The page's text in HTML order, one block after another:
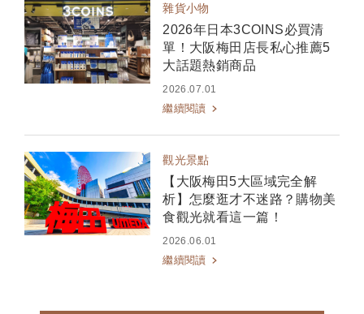
雜貨小物
2026年日本3COINS必買清
單！大阪梅田店長私心推薦5
大話題熱銷商品
2026.07.01
繼續閱讀
觀光景點
【大阪梅田5大區域完全解
析】怎麼逛才不迷路？購物美
食觀光就看這一篇！
2026.06.01
繼續閱讀